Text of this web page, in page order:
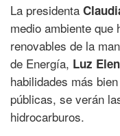
La presidenta
medio ambiente
renovables de la
de Energía, Luz
habilidades más
públicas, se verán
hidrocarburos.